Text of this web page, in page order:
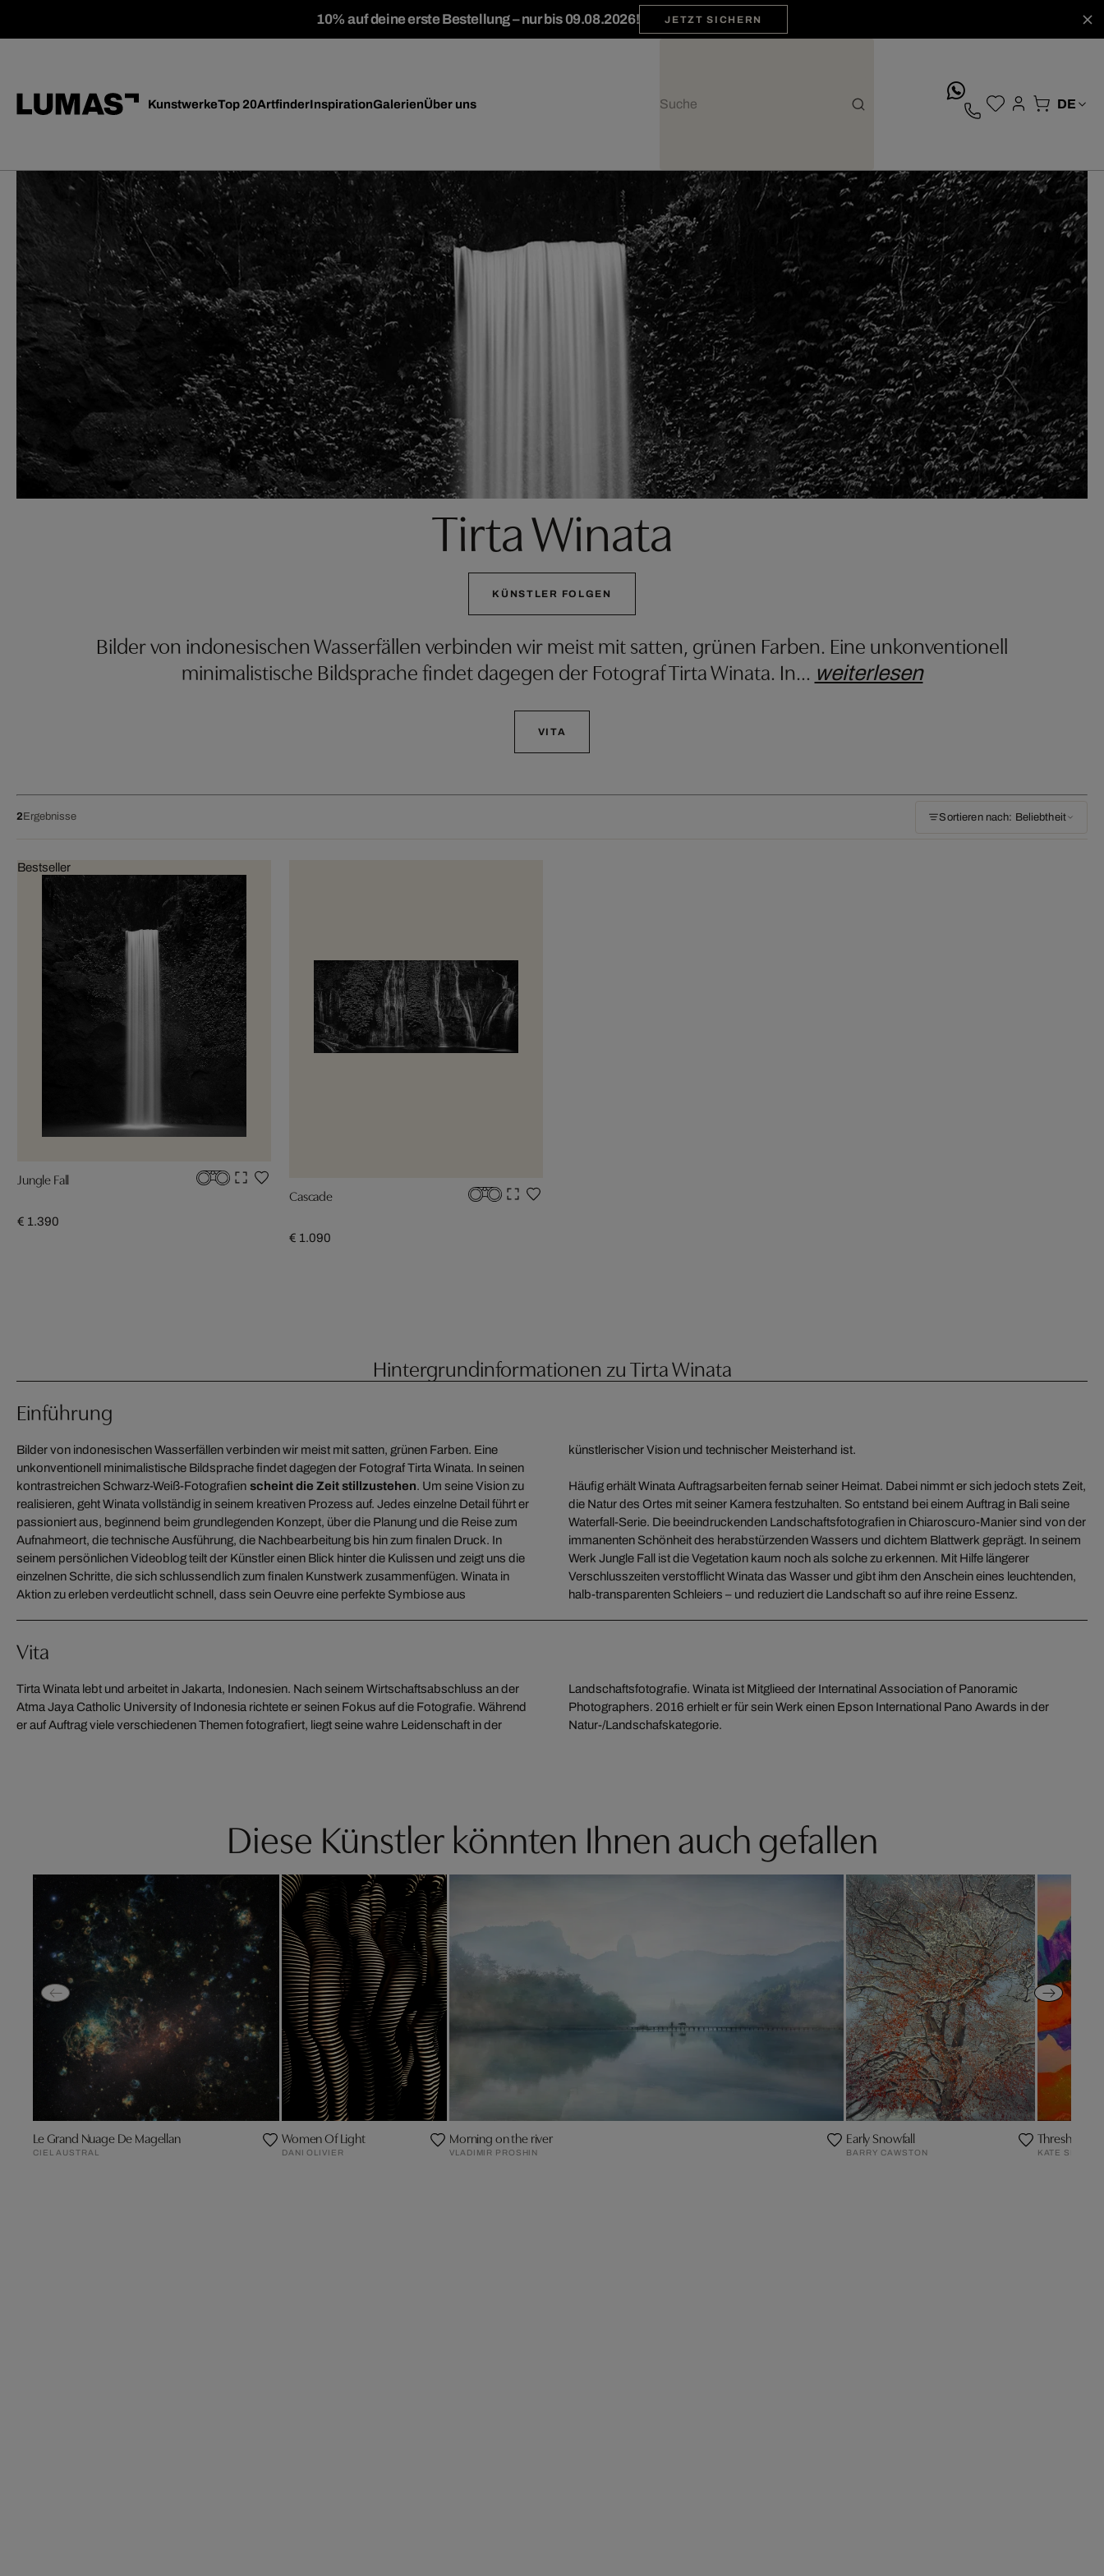
10% auf deine erste Bestellung – nur bis 09.08.2026! JETZT SICHERN
KunstwerkeTop 20ArtfinderInspirationGalerienÜber uns
Tirta Winata
KÜNSTLER FOLGEN
Bilder von indonesischen Wasserfällen verbinden wir meist mit satten, grünen Farben. Eine unkonventionell
minimalistische Bildsprache findet dagegen der Fotograf Tirta Winata. In… weiterlesen
VITA
2 Ergebnisse Sortieren nach: Beliebtheit
Bestseller
Jungle Fall
€ 1.390
Cascade
€ 1.090
Hintergrundinformationen zu Tirta Winata
Einführung
Bilder von indonesischen Wasserfällen verbinden wir meist mit satten, grünen Farben. Eine
unkonventionell minimalistische Bildsprache findet dagegen der Fotograf Tirta Winata. In seinen
kontrastreichen Schwarz-Weiß-Fotografien scheint die Zeit stillzustehen. Um seine Vision zu
realisieren, geht Winata vollständig in seinem kreativen Prozess auf. Jedes einzelne Detail führt er
passioniert aus, beginnend beim grundlegenden Konzept, über die Planung und die Reise zum
Aufnahmeort, die technische Ausführung, die Nachbearbeitung bis hin zum finalen Druck. In
seinem persönlichen Videoblog teilt der Künstler einen Blick hinter die Kulissen und zeigt uns die
einzelnen Schritte, die sich schlussendlich zum finalen Kunstwerk zusammenfügen. Winata in
Aktion zu erleben verdeutlicht schnell, dass sein Oeuvre eine perfekte Symbiose aus
künstlerischer Vision und technischer Meisterhand ist.
Häufig erhält Winata Auftragsarbeiten fernab seiner Heimat. Dabei nimmt er sich jedoch stets Zeit,
die Natur des Ortes mit seiner Kamera festzuhalten. So entstand bei einem Auftrag in Bali seine
Waterfall-Serie. Die beeindruckenden Landschaftsfotografien in Chiaroscuro-Manier sind von der
immanenten Schönheit des herabstürzenden Wassers und dichtem Blattwerk geprägt. In seinem
Werk Jungle Fall ist die Vegetation kaum noch als solche zu erkennen. Mit Hilfe längerer
Verschlusszeiten verstofflicht Winata das Wasser und gibt ihm den Anschein eines leuchtenden,
halb-transparenten Schleiers – und reduziert die Landschaft so auf ihre reine Essenz.
Vita
Tirta Winata lebt und arbeitet in Jakarta, Indonesien. Nach seinem Wirtschaftsabschluss an der
Atma Jaya Catholic University of Indonesia richtete er seinen Fokus auf die Fotografie. Während
er auf Auftrag viele verschiedenen Themen fotografiert, liegt seine wahre Leidenschaft in der
Landschaftsfotografie. Winata ist Mitglieed der Internatinal Association of Panoramic
Photographers. 2016 erhielt er für sein Werk einen Epson International Pano Awards in der
Natur-/Landschafskategorie.
Diese Künstler könnten Ihnen auch gefallen
Le Grand Nuage De Magellan
CIEL AUSTRAL
Women Of Light
DANI OLIVIER
Morning on the river
VLADIMIR PROSHIN
Early Snowfall
BARRY CAWSTON
Threshold
KATE SHAW